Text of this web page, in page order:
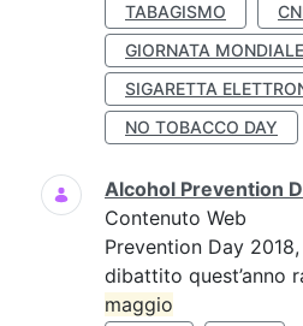
TABAGISMO
GIORNATA
SIGARETTA
NO TOBACCO DAY
Alcohol Prevention
Contenuto Web
Prevention Day
dibattito quest’anno
maggio